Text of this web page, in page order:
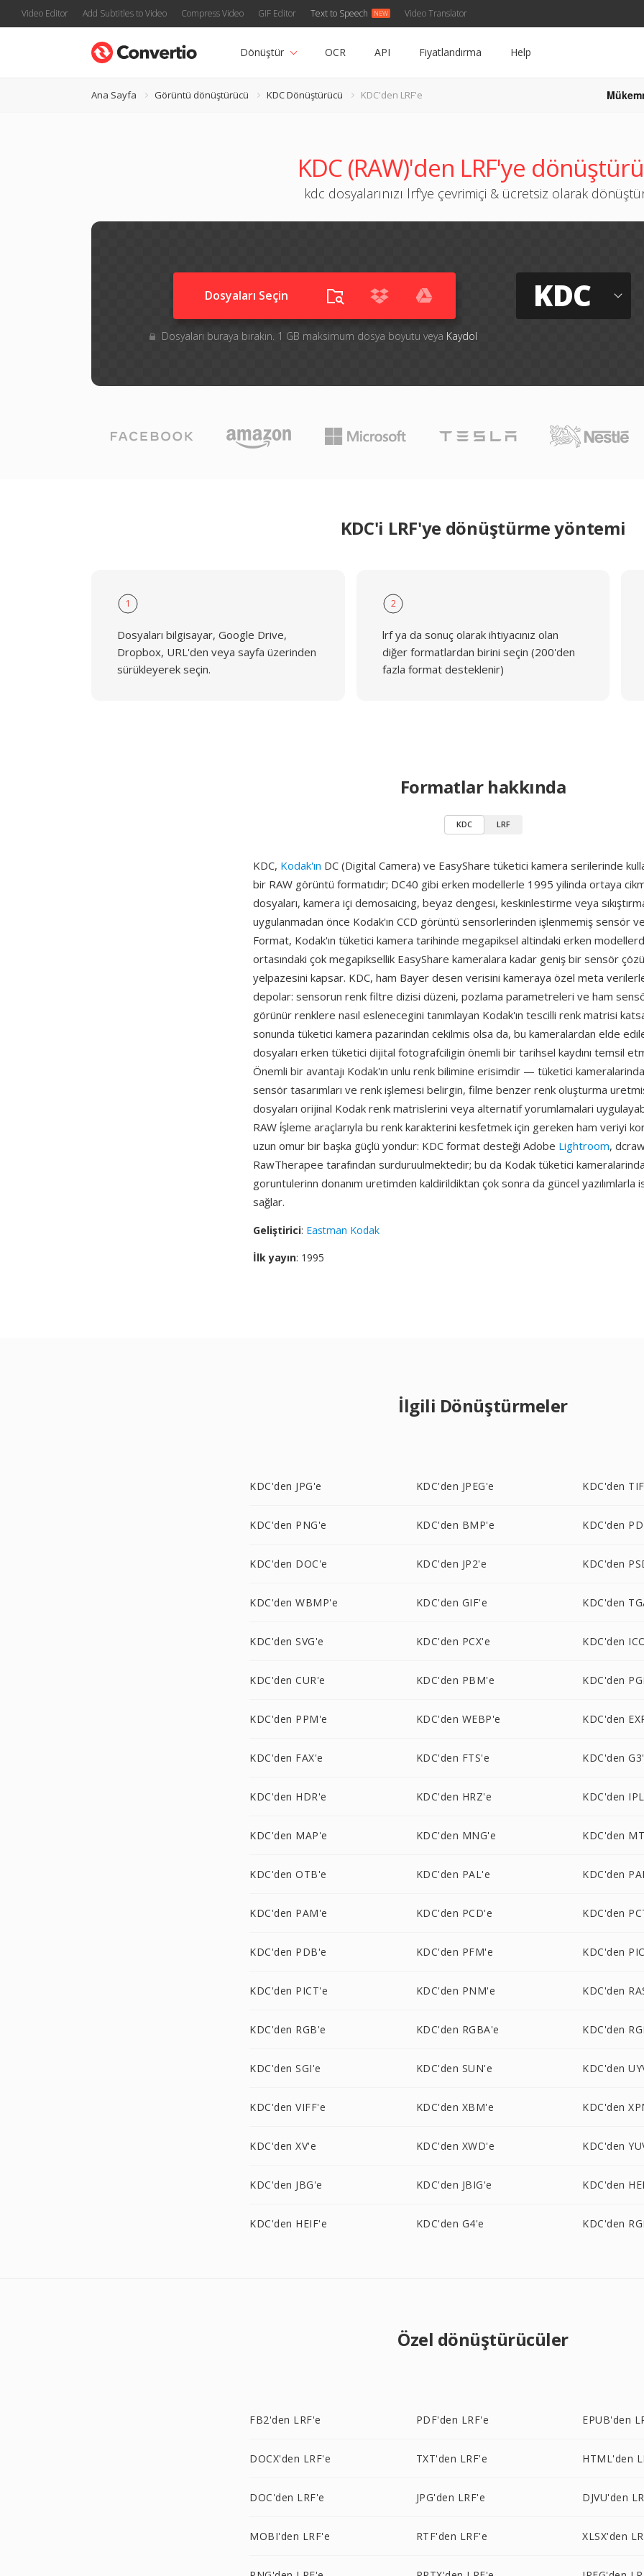
Video Editor Add Subtitles to Video Compress Video GIF Editor Text to Speech Video Translator
Dönüştür OCR API Fiyatlandırma Help
Ana Sayfa Görüntü dönüştürücü KDC Dönüştürücü KDC'den LRF'e
KDC (RAW)'den LRF'ye
kdc dosyalarınızı lrf'ye çevrimiçi & ücretsiz olarak
Dosyaları Seçin
Dosyaları buraya bırakın. 1 GB maksimum dosya boyutu veya Kaydol
KDC
KDC'i LRF'ye dönüştürme yöntemi
1
Dosyaları bilgisayar, Google Drive,
Dropbox, URL'den veya sayfa üzerinden
sürükleyerek seçin.
2
lrf ya da sonuç olarak ihtiyacınız olan
diğer formatlardan birini seçin (200'den
fazla format desteklenir)
Formatlar hakkında
KDC LRF
KDC, Kodak'ın DC (Digital Camera) ve EasyShare tüketici kamera serilerinde
bir RAW görüntü formatıdır; DC40 gibi erken modellerle 1995 yilinda ortaya
dosyaları, kamera içi demosaicing, beyaz dengesi, keskinlestirme veya
uygulanmadan önce Kodak'ın CCD görüntü sensorlerinden işlenmemiş sensör
Format, Kodak'ın tüketici kamera tarihinde megapiksel altindaki erken
ortasındaki çok megapiksellik EasyShare kameralara kadar geniş bir sensör
yelpazesini kapsar. KDC, ham Bayer desen verisini kameraya özel meta
depolar: sensorun renk filtre dizisi düzeni, pozlama parametreleri ve ham
görünür renklere nasıl eslenecegini tanımlayan Kodak'ın tescilli renk matrisi
sonunda tüketici kamera pazarindan cekilmis olsa da, bu kameralardan elde
dosyaları erken tüketici dijital fotografciligin önemli bir tarihsel kaydını temsil
Önemli bir avantajı Kodak'ın unlu renk bilimine erisimdir — tüketici
sensör tasarımları ve renk işlemesi belirgin, filme benzer renk oluşturma
dosyaları orijinal Kodak renk matrislerini veya alternatif yorumlamalari
RAW i̇şleme araçlarıyla bu renk karakterini kesfetmek için gereken ham veriyi
uzun omur bir başka güçlü yondur: KDC format desteği Adobe Lightroom,
RawTherapee tarafından surduruulmektedir; bu da Kodak tüketici
goruntulerinn donanım uretimden kaldirildiktan çok sonra da güncel yazılımlarla
sağlar.
Geliştirici: Eastman Kodak
İlk yayın: 1995
İlgili Dönüştürmeler
KDC'den JPG'e KDC'den JPEG'e KDC'den
KDC'den PNG'e KDC'den BMP'e KDC'den
KDC'den DOC'e KDC'den JP2'e KDC'den
KDC'den WBMP'e KDC'den GIF'e KDC'den
KDC'den SVG'e KDC'den PCX'e KDC'den
KDC'den CUR'e KDC'den PBM'e KDC'den
KDC'den PPM'e KDC'den WEBP'e KDC'den
KDC'den FAX'e KDC'den FTS'e KDC'den
KDC'den HDR'e KDC'den HRZ'e KDC'den
KDC'den MAP'e KDC'den MNG'e KDC'den
KDC'den OTB'e KDC'den PAL'e KDC'den
KDC'den PAM'e KDC'den PCD'e KDC'den
KDC'den PDB'e KDC'den PFM'e KDC'den
KDC'den PICT'e KDC'den PNM'e KDC'den
KDC'den RGB'e KDC'den RGBA'e KDC'den
KDC'den SGI'e KDC'den SUN'e KDC'den
KDC'den VIFF'e KDC'den XBM'e KDC'den
KDC'den XV'e KDC'den XWD'e KDC'den
KDC'den JBG'e KDC'den JBIG'e KDC'den
KDC'den HEIF'e KDC'den G4'e KDC'den
Özel dönüştürücüler
FB2'den LRF'e PDF'den LRF'e EPUB'den
DOCX'den LRF'e TXT'den LRF'e HTML'den
DOC'den LRF'e JPG'den LRF'e DJVU'den
MOBI'den LRF'e RTF'den LRF'e XLSX'den